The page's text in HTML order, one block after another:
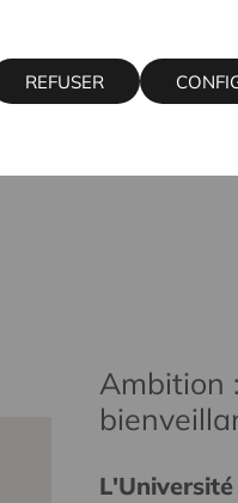
Ambition
REFUSER